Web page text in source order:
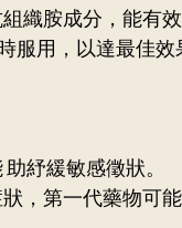
織胺成分，能有
服用，以達最佳效
紓緩敏感徵狀。
，第一代藥物可